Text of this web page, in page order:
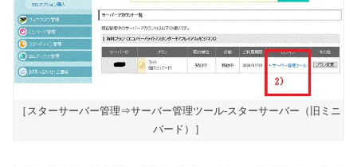
［スターサーバー管理⇒サーバー管理ツール-スターサーバー（旧ミニ
バード）］